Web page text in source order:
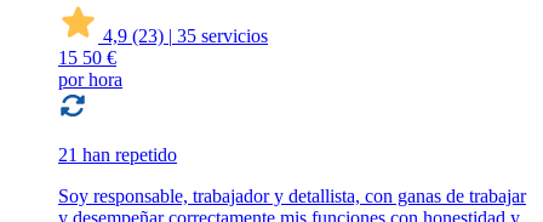
4,9 (23) | 35 servicios
15 50 €
por hora
21 han repetido
Soy responsable, trabajador y detallista, con ganas de trabajar